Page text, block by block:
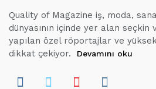
Quality of Magazine iş, moda,
dünyasının içinde yer alan
yapılan özel röportajlar ve
dikkat çekiyor.
Devamını oku